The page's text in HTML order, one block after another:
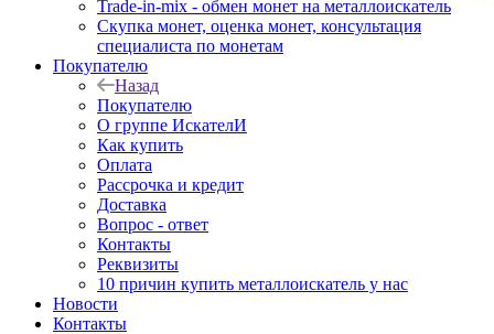
Trade-in-mix - обмен монет на металлоискатель
Скупка монет, оценка монет, консультация
специалиста по монетам
Покупателю
Назад
Покупателю
О группе ИскателИ
Как купить
Оплата
Рассрочка и кредит
Доставка
Вопрос - ответ
Контакты
Реквизиты
10 причин купить металлоискатель у нас
Новости
Контакты